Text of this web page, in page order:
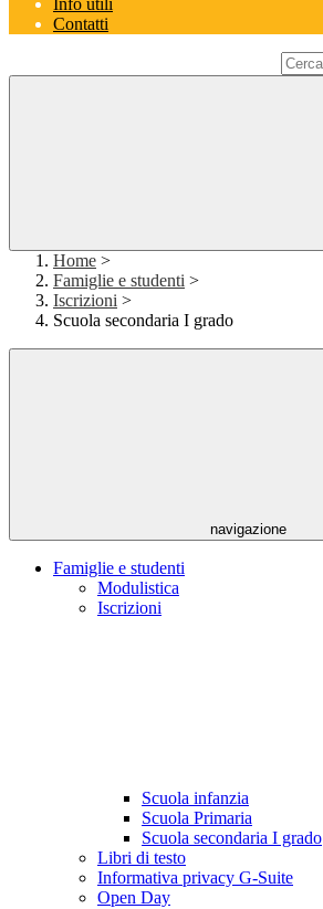
Info utili
Contatti
Home >
Famiglie e studenti >
Iscrizioni >
Scuola secondaria I grado
navigazione
Famiglie e studenti
Modulistica
Iscrizioni
Scuola infanzia
Scuola Primaria
Scuola secondaria I grado
Libri di testo
Informativa privacy G-Suite
Open Day